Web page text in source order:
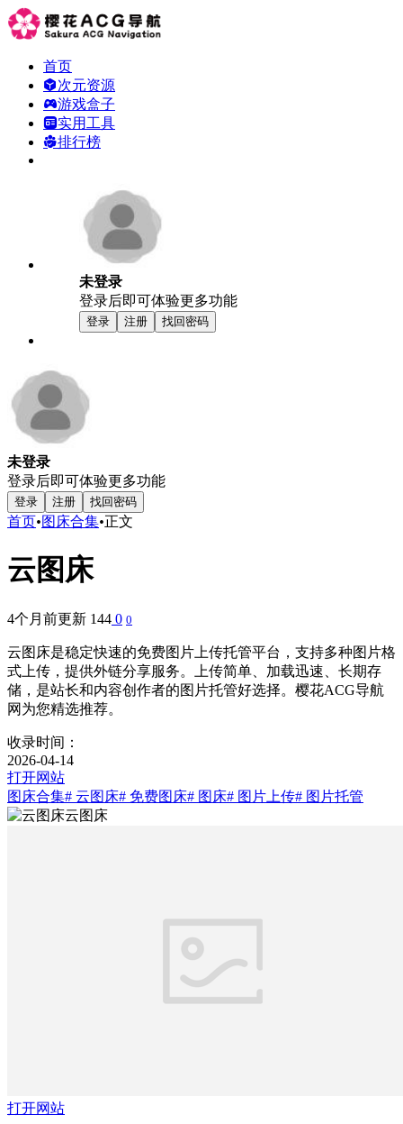
首页
次元资源
游戏盒子
实用工具
排行榜
未登录
登录后即可体验更多功能
登录 注册 找回密码
未登录
登录后即可体验更多功能
登录 注册 找回密码
首页•图床合集•正文
云图床
4个月前更新 144 0 0
云图床是稳定快速的免费图片上传托管平台，支持多种图片格
式上传，提供外链分享服务。上传简单、加载迅速、长期存
储，是站长和内容创作者的图片托管好选择。樱花ACG导航
网为您精选推荐。
收录时间：
2026-04-14
打开网站
图床合集# 云图床# 免费图床# 图床# 图片上传# 图片托管
云图床
打开网站